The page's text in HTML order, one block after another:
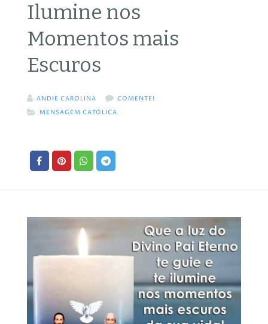
Ilumine nos
Momentos mais
Escuros
ANDIE CAROLINA
COMENTE!
MENSAGEM CATÓLICA